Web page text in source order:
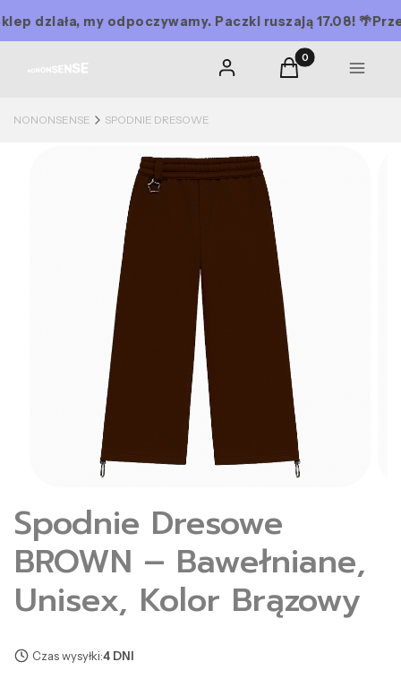
działa, my odpoczywamy. Paczki ruszają 17.08! 🌴
Zaloguj się Produkty w
Koszyk MENU
NONONSENSE SPODNIE DRESOWE
Spodnie Dresowe
BROWN – Bawełniane,
Unisex, Kolor Brązowy
Czas wysyłki:4 DNI